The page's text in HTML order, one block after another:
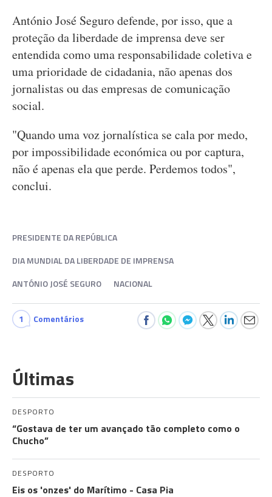
António José Seguro defende, por isso, que a
proteção da liberdade de imprensa deve ser
entendida como uma responsabilidade coletiva e
uma prioridade de cidadania, não apenas dos
jornalistas ou das empresas de comunicação
social.
"Quando uma voz jornalística se cala por medo,
por impossibilidade económica ou por captura,
não é apenas ela que perde. Perdemos todos",
conclui.
PRESIDENTE DA REPÚBLICA
DIA MUNDIAL DA LIBERDADE DE IMPRENSA
ANTÓNIO JOSÉ SEGURO
NACIONAL
1 Comentários
Últimas
DESPORTO
“Gostava de ter um avançado tão completo como o
Chucho”
DESPORTO
Eis os 'onzes' do Marítimo - Casa Pia